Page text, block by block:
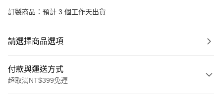
訂製商品：預計 3 個工作天出貨
請選擇商品選項
付款與運送方式
超取滿NT$399免運